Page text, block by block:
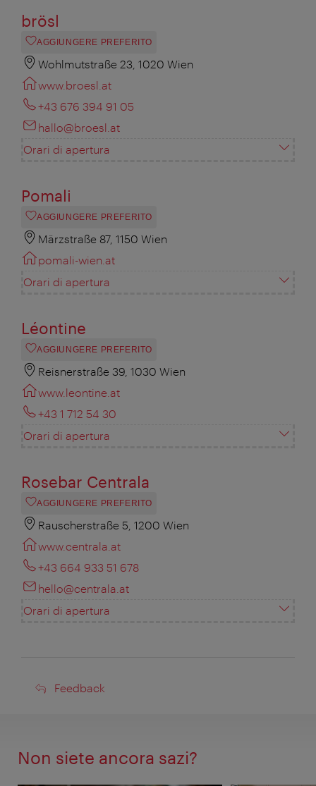
brösl
AGGIUNGERE PREFERITO
Wohlmutstraße 23, 1020 Wien
www.broesl.at
+43 676 394 91 05
hallo@broesl.at
Orari di apertura
Pomali
AGGIUNGERE PREFERITO
Märzstraße 87, 1150 Wien
pomali-wien.at
Orari di apertura
Léontine
AGGIUNGERE PREFERITO
Reisnerstraße 39, 1030 Wien
www.leontine.at
+43 1 712 54 30
Orari di apertura
Rosebar Centrala
AGGIUNGERE PREFERITO
Rauscherstraße 5, 1200 Wien
www.centrala.at
+43 664 933 51 678
hello@centrala.at
Orari di apertura
Feedback
Feedback
Non siete ancora sazi?